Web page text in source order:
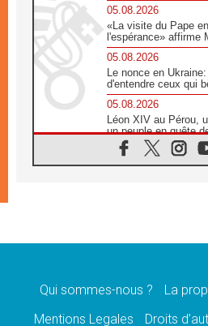
05.08.2026
«La visite du Pape
l'espérance» affirme
05.08.2026
Le nonce en
d'entendre ceux qui
05.08.2026
Léon XIV au Pérou,
un peuple en quête
05.08.2026
SCEAM: L'Église en
en Argentine et au
Audience générale:
Qui sommes-nous ? La
Mentions Legales
Droits